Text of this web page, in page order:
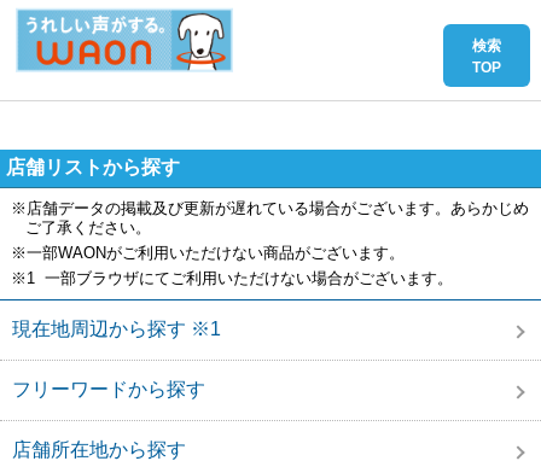
店舗リストから探す
※店舗データの掲載及び更新が遅れている場合がございます。あらかじめ
ご了承ください。
※一部WAONがご利用いただけない商品がございます。
※1 一部ブラウザにてご利用いただけない場合がございます。
現在地周辺から探す ※1
フリーワードから探す
店舗所在地から探す